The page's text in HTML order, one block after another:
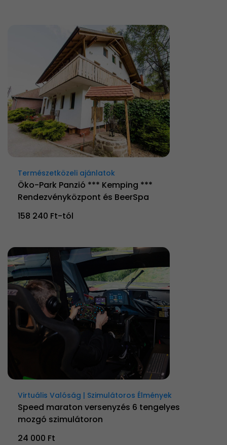
Természetközeli ajánlatok
Öko-Park Panzió *** Kemping ***
Rendezvényközpont és BeerSpa
158 240 Ft-tól
Virtuális Valóság | Szimulátoros Élmények
Speed maraton versenyzés 6 tengelyes
mozgó szimulátoron
24 000 Ft